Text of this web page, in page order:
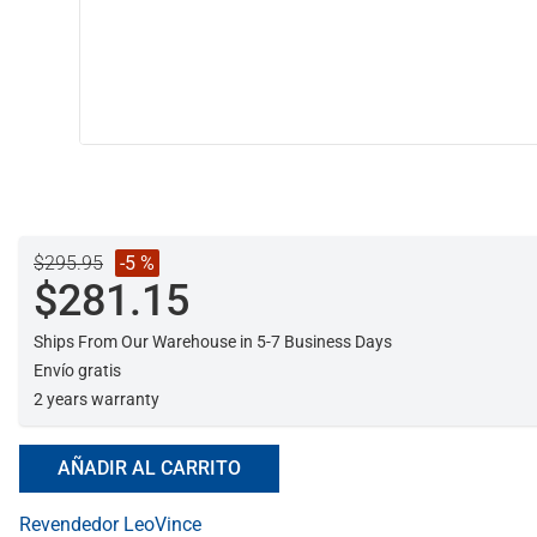
$295.95 -5 %
$281.15
Ships From Our Warehouse in 5-7 Business Days
Envío gratis
2 years warranty
AÑADIR AL CARRITO
Revendedor LeoVince